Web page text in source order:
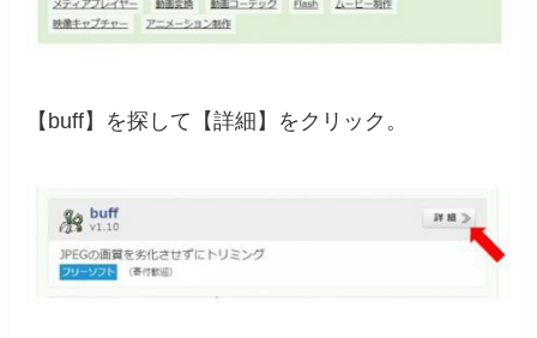
【buff】を探して【詳細】をクリック。